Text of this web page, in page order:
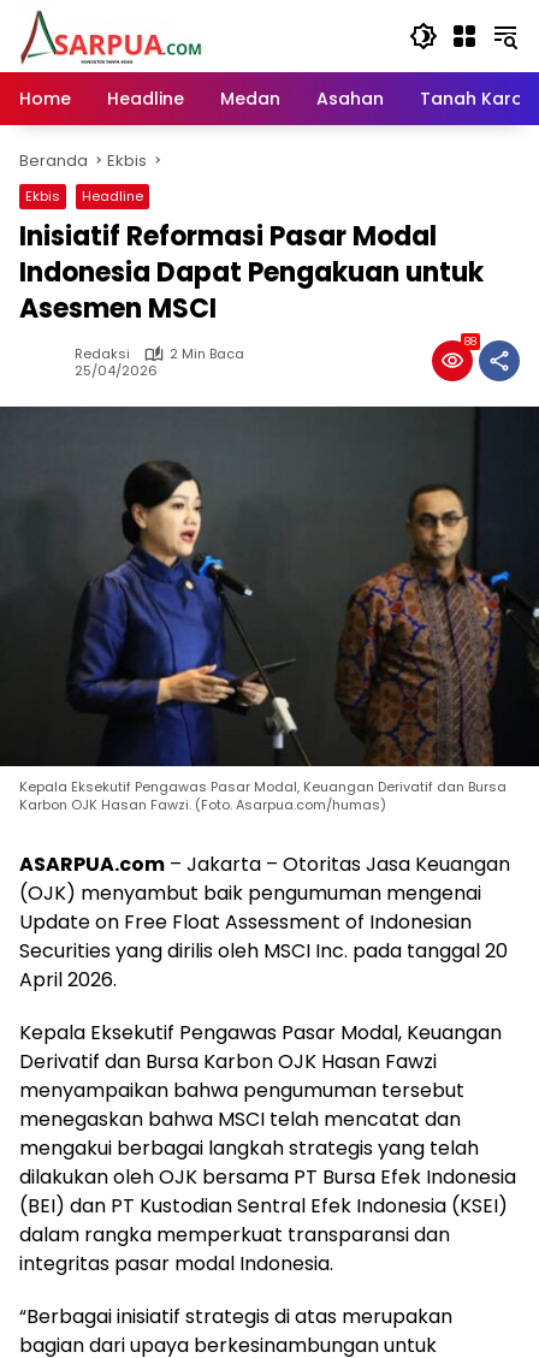
Langsung
konten
Home
Headline Medan Asahan Tanah Karo
Beranda Ekbis
Ekbis Headline
Inisiatif Reformasi Pasar Modal
Indonesia Dapat Pengakuan untuk
Asesmen MSCI
Redaksi
2 Min Baca
25/04/2026
88
Kepala Eksekutif Pengawas Pasar Modal, Keuangan Derivatif dan Bursa
Karbon OJK Hasan Fawzi. (Foto. Asarpua.com/humas)
ASARPUA.com – Jakarta – Otoritas Jasa Keuangan
(OJK) menyambut baik pengumuman mengenai
Update on Free Float Assessment of Indonesian
Securities yang dirilis oleh MSCI Inc. pada tanggal 20
April 2026.
Kepala Eksekutif Pengawas Pasar Modal, Keuangan
Derivatif dan Bursa Karbon OJK Hasan Fawzi
menyampaikan bahwa pengumuman tersebut
menegaskan bahwa MSCI telah mencatat dan
mengakui berbagai langkah strategis yang telah
dilakukan oleh OJK bersama PT Bursa Efek Indonesia
(BEI) dan PT Kustodian Sentral Efek Indonesia (KSEI)
dalam rangka memperkuat transparansi dan
integritas pasar modal Indonesia.
“Berbagai inisiatif strategis di atas merupakan
bagian dari upaya berkesinambungan untuk